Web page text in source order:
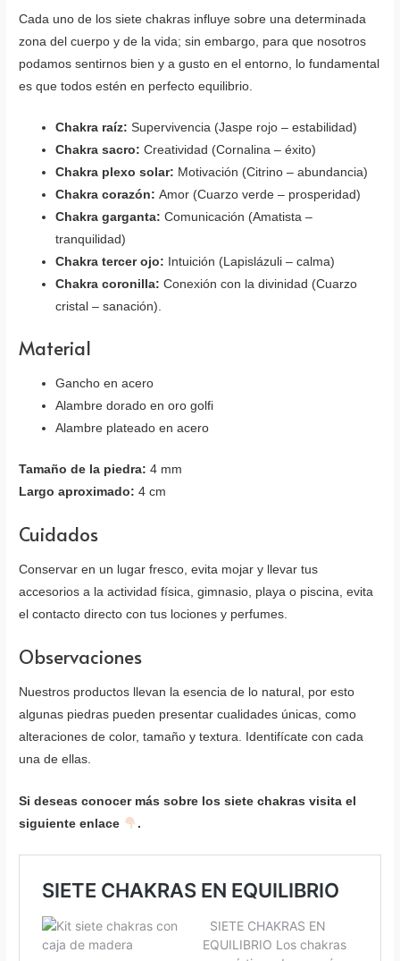
Cada uno de los siete chakras influye sobre una determinada
zona del cuerpo y de la vida; sin embargo, para que nosotros
podamos sentirnos bien y a gusto en el entorno, lo fundamental
es que todos estén en perfecto equilibrio.
Chakra raíz: Supervivencia (Jaspe rojo – estabilidad)
Chakra sacro: Creatividad (Cornalina – éxito)
Chakra plexo solar: Motivación (Citrino – abundancia)
Chakra corazón: Amor (Cuarzo verde – prosperidad)
Chakra garganta: Comunicación (Amatista –
tranquilidad)
Chakra tercer ojo: Intuición (Lapislázuli – calma)
Chakra coronilla: Conexión con la divinidad (Cuarzo
cristal – sanación).
Material
Gancho en acero
Alambre dorado en oro golfi
Alambre plateado en acero
Tamaño de la piedra: 4 mm
Largo aproximado: 4 cm
Cuidados
Conservar en un lugar fresco, evita mojar y llevar tus
accesorios a la actividad física, gimnasio, playa o piscina, evita
el contacto directo con tus lociones y perfumes.
Observaciones
Nuestros productos llevan la esencia de lo natural, por esto
algunas piedras pueden presentar cualidades únicas, como
alteraciones de color, tamaño y textura. Identifícate con cada
una de ellas.
Si deseas conocer más sobre los siete chakras visita el
siguiente enlace
.